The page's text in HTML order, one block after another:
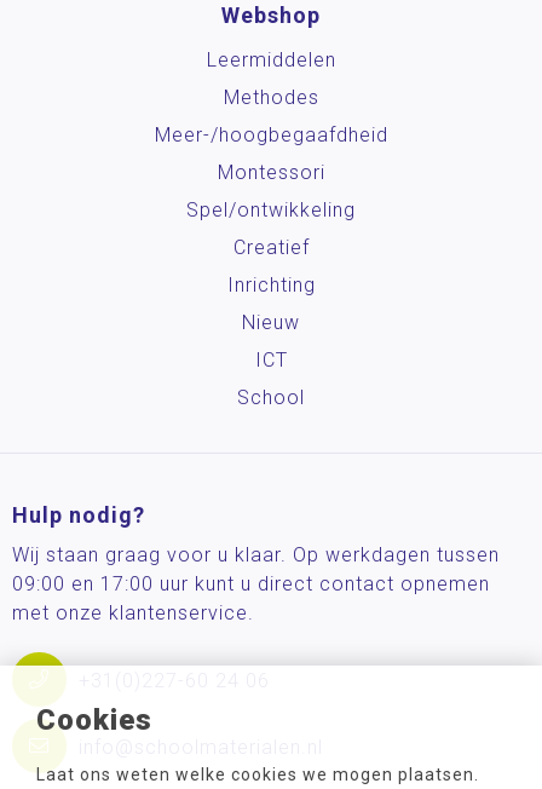
Cookies
Laat ons weten welke cookies we mogen plaatsen.
Webshop
Leermiddelen
Methodes
Meer-/hoog­begaafdheid
Montessori
Spel/ontwikkeling
Creatief
Inrichting
Nieuw
ICT
School
Hulp nodig?
Wij staan graag voor u klaar. Op werkdagen tussen
09:00 en 17:00 uur kunt u direct contact opnemen
met onze klantenservice.